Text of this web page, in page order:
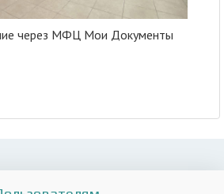
через МФЦ Мои Документы